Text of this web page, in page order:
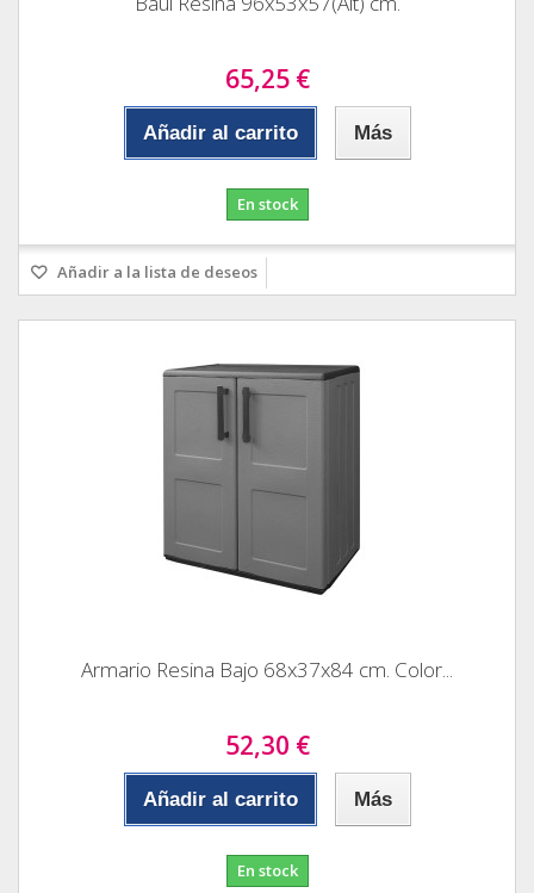
65,25 €
Añadir al carrito Más
En stock
Añadir a la lista de deseos
Armario Resina Bajo 68x37x84 cm. Color...
52,30 €
Añadir al carrito Más
En stock